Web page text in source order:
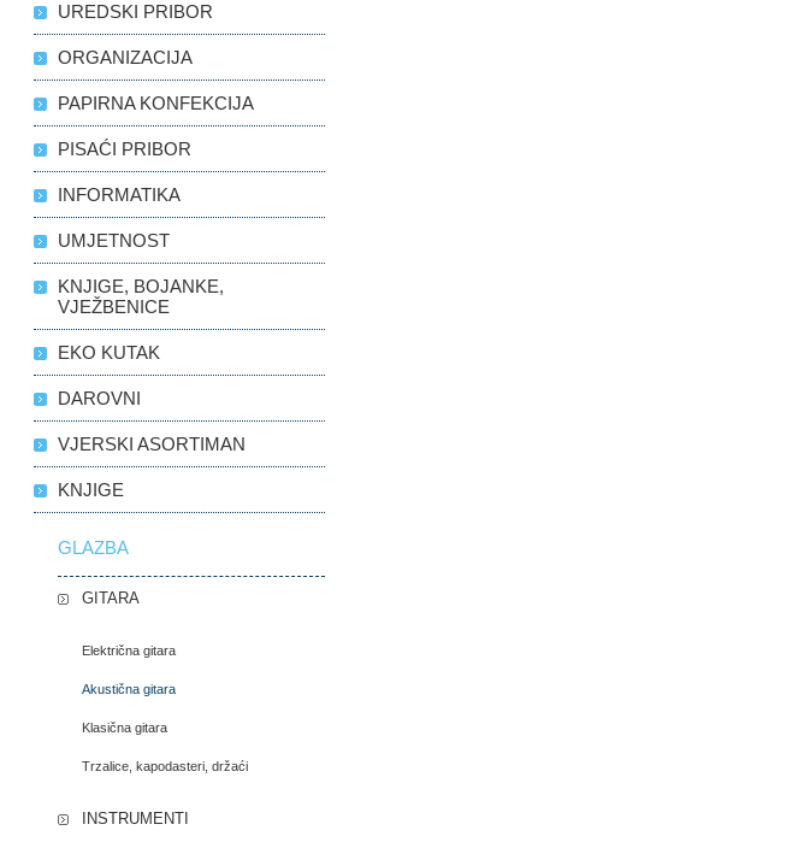
UREDSKI PRIBOR
ORGANIZACIJA
PAPIRNA KONFEKCIJA
PISAĆI PRIBOR
INFORMATIKA
UMJETNOST
KNJIGE, BOJANKE,
VJEŽBENICE
EKO KUTAK
DAROVNI
VJERSKI ASORTIMAN
KNJIGE
GLAZBA
GITARA
Električna gitara
Akustična gitara
Klasična gitara
Trzalice, kapodasteri, držaći
INSTRUMENTI